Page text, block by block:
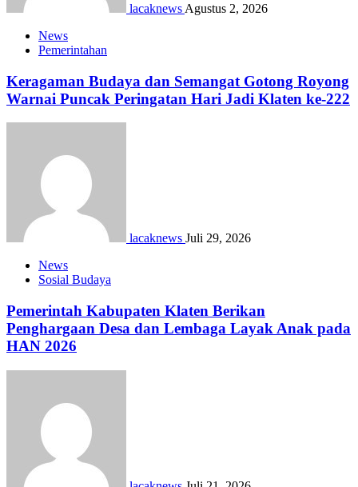
lacaknews Agustus 2, 2026
News
Pemerintahan
Keragaman Budaya dan Semangat Gotong Royong
Warnai Puncak Peringatan Hari Jadi Klaten ke-222
lacaknews Juli 29, 2026
News
Sosial Budaya
Pemerintah Kabupaten Klaten Berikan
Penghargaan Desa dan Lembaga Layak Anak pada
HAN 2026